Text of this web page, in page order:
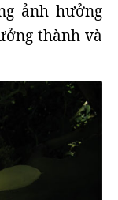
ảnh hưởng
thành và